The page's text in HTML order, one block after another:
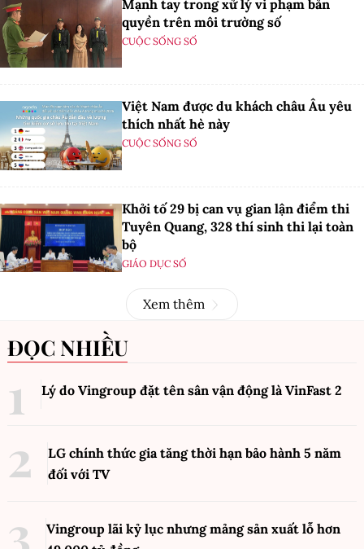
Mạnh tay trong xử lý vi phạm bản
quyền trên môi trường số
CUỘC SỐNG SỐ
Việt Nam được du khách châu Âu yêu
thích nhất hè này
CUỘC SỐNG SỐ
Khởi tố 29 bị can vụ gian lận điểm thi
Tuyên Quang, 328 thí sinh thi lại toàn
bộ
GIÁO DỤC SỐ
Xem thêm
ĐỌC NHIỀU
Lý do Vingroup đặt tên sân vận động là VinFast 2
LG chính thức gia tăng thời hạn bảo hành 5 năm
đối với TV
Vingroup lãi kỷ lục nhưng mảng sản xuất lỗ hơn